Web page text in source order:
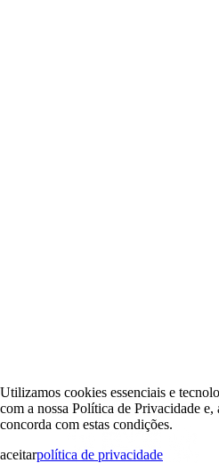
Utilizamos cookies essenciais e
com a nossa Política de Privacidade
concorda com estas condições.
aceitarpolítica de privacidade